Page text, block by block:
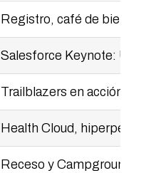
Registro, café de
Salesforce Keynote: Una
Trailblazers en acción:
Health Cloud,
Receso y Campground